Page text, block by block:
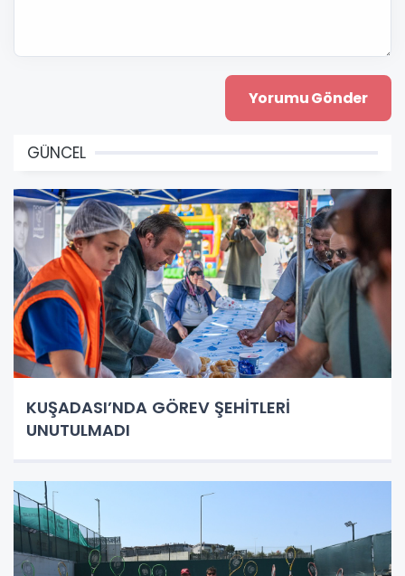
GÜNCEL
KUŞADASI’NDA GÖREV ŞEHİTLERİ
UNUTULMADI